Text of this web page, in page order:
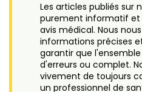
Les articles publiés sur
purement informatif
avis médical. Nous
informations précises
garantir que
d'erreurs ou complet.
vivement de toujours
un professionnel de